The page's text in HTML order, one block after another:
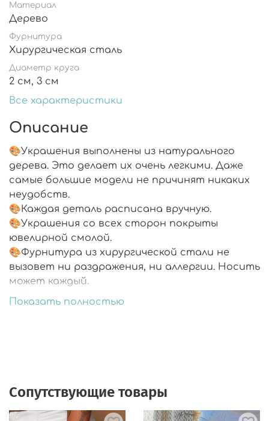
Материал
Дерево
Фурнитура
Хирургическая сталь
Диаметр круга
2 см, 3 см
Все характеристики
Описание
🎨Украшения выполнены из натурального
дерева. Это делает их очень легкими. Даже
самые большие модели не причинят никаких
неудобств.
🎨Каждая деталь расписана вручную.
🎨Украшения со всех сторон покрыты
ювелирной смолой.
🎨Фурнитура из хирургической стали не
вызовет ни раздражения, ни аллергии. Носить
может каждый.
🎨Подарочная упаковка.
Показать полностью
Сопутствующие товары